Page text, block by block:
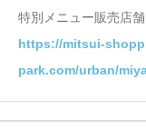
特別メニュー販売店舗
https://mitsui-
park.com/urban/